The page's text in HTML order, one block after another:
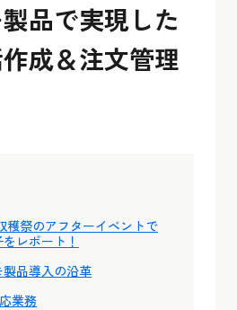
品で実現した
成＆注文管理
穫祭のアフターイベントで
レポート！
品導入の沿革
業務